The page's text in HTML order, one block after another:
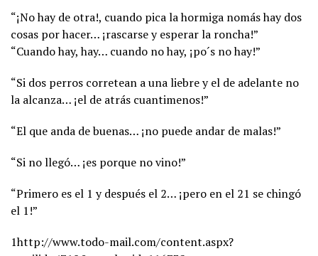
“¡No hay de otra!, cuando pica la hormiga nomás hay dos
cosas por hacer… ¡rascarse y esperar la roncha!”
“Cuando hay, hay… cuando no hay, ¡po´s no hay!”
“Si dos perros corretean a una liebre y el de adelante no
la alcanza… ¡el de atrás cuantimenos!”
“El que anda de buenas… ¡no puede andar de malas!”
“Si no llegó… ¡es porque no vino!”
“Primero es el 1 y después el 2… ¡pero en el 21 se chingó
el 1!”
1http://www.todo-mail.com/content.aspx?